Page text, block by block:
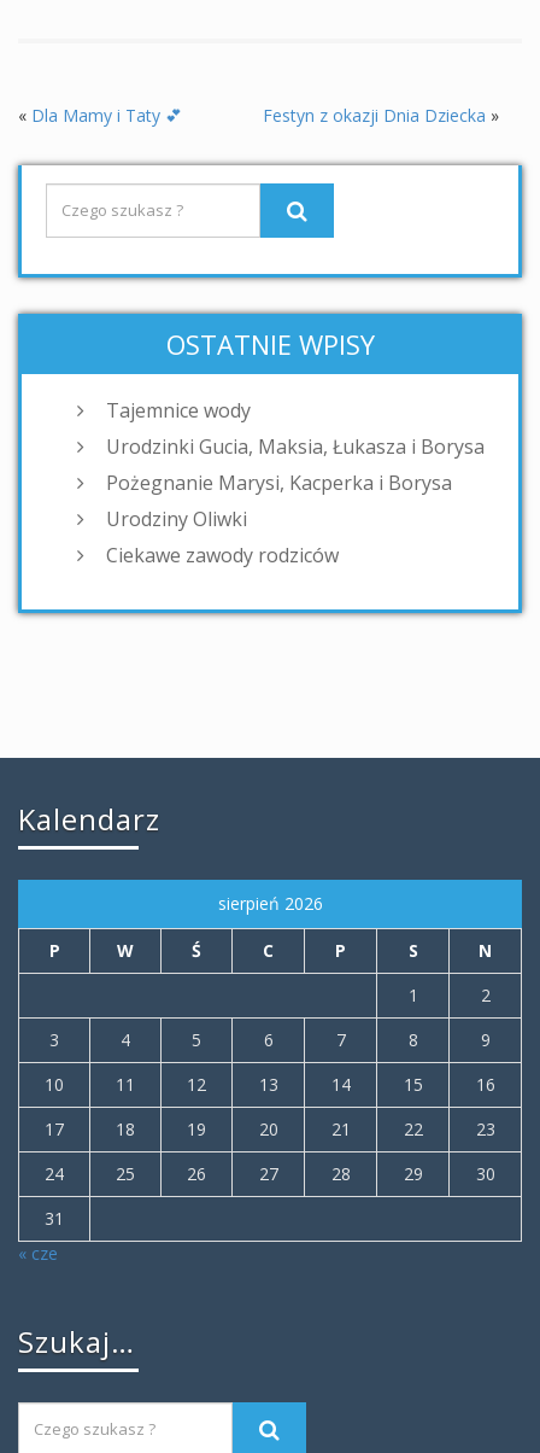
« Dla Mamy i Taty 💕 Festyn z okazji Dnia Dziecka »
OSTATNIE WPISY
Tajemnice wody
Urodzinki Gucia, Maksia, Łukasza i Borysa
Pożegnanie Marysi, Kacperka i Borysa
Urodziny Oliwki
Ciekawe zawody rodziców
Kalendarz
sierpień 2026
P W Ś C P S
N
1
2
3
4 5 6 7 8
9
10
11 12 13 14 15
16
17
18 19 20 21 22
23
24
25 26 27 28 29
30
31
« cze
Szukaj…